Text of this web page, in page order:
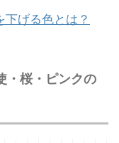
下げる色とは？
・桜・ピンクの